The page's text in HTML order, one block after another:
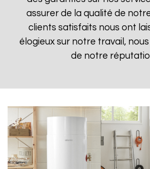
assurer de la qualité de
clients satisfaits nous ont
élogieux sur notre travail,
de notre